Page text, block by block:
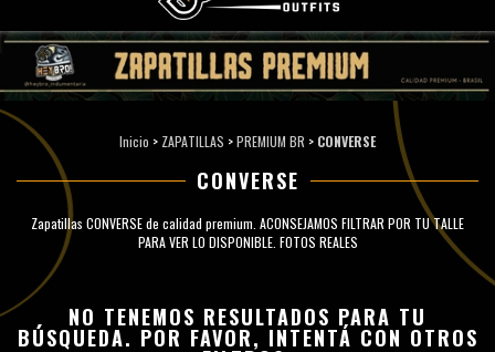
Inicio > ZAPATILLAS >PREMIUM BR > CONVERSE
CONVERSE
Zapatillas CONVERSE de calidad premium. ACONSEJAMOS FILTRAR POR TU TALLE
PARA VER LO DISPONIBLE. FOTOS REALES
NO TENEMOS RESULTADOS PARA TU
BÚSQUEDA. POR FAVOR, INTENTÁ CON OTROS